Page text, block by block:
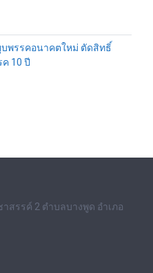
พรรคอนาคตใหม่ ตัดสิทธิ์
10 ปี
สรรค์ 2 ตำบลบางพูด อำเภอ